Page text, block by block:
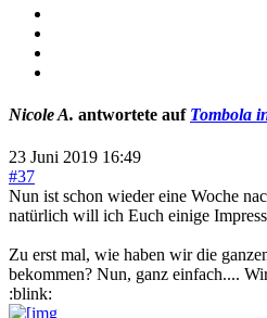
Nicole A. antwortete auf Tombola
23 Juni 2019 16:49
#37
Nun ist schon wieder eine Woche
natürlich will ich Euch einige
Zu erst mal, wie haben wir die
bekommen? Nun, ganz einfach....
:blink: